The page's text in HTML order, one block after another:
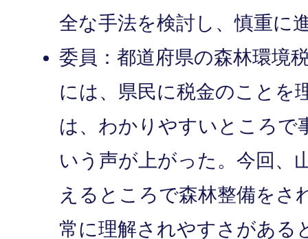
全な手法を検討し、慎重に
委員：都道府県の森林環境
には、県民に税金のことを
は、わかりやすいところで
いう声が上がった。今回、
えるところで森林整備をさ
常に理解されやすさがある